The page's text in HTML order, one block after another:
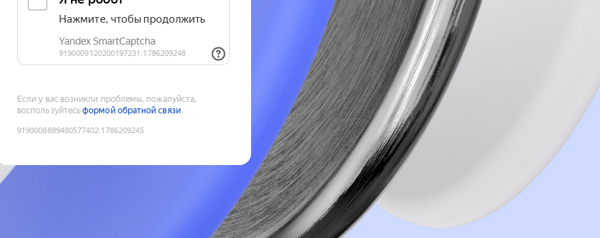
Если у вас возникли проблемы, пожалуйста,
воспользуйтесьформой обратной связи
9190008889480577402:1786209245